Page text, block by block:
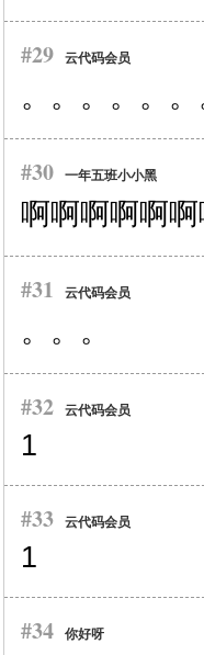
#29 云代码会员
。。。。。。
#30 一年五班小小黑
啊啊啊啊啊
#31 云代码会员
。。。
#32 云代码会员
1
#33 云代码会员
1
#34 你好呀